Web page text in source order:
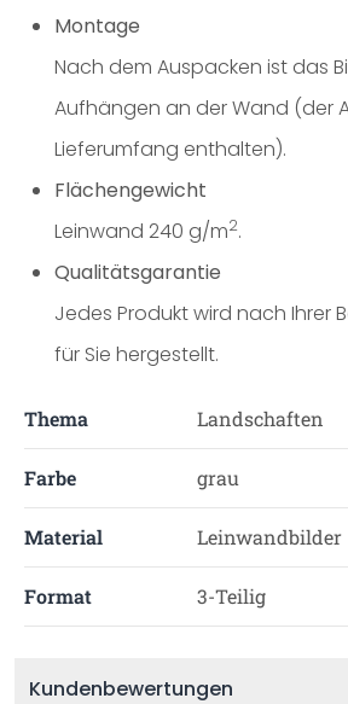
Montage
Nach dem Auspacken ist das
Aufhängen an der Wand (der
Lieferumfang enthalten).
Flächengewicht
Leinwand 240 g/m2.
Qualitätsgarantie
Jedes Produkt wird nach Ihrer
für Sie hergestellt.
Thema Landschaften
Farbe grau
Material Leinwandbilder
Format 3-Teilig
Kundenbewertungen